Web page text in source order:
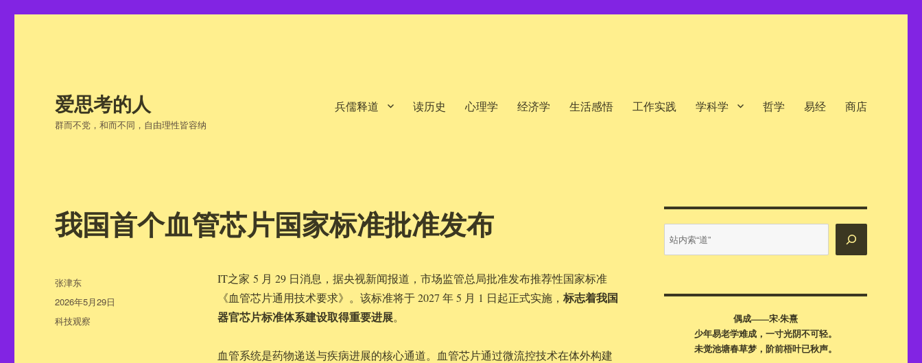
爱思考的人
群而不党，和而不同，自由理性皆容纳
兵儒释道 读历史 心理学 经济学 生活感悟 工作实践 学科学 哲学 易经 商店
我国首个血管芯片国家标准批准发布
IT之家 5 月 29 日消息，据央视新闻报道，市场监管总局批准发布推荐性国家标准
《血管芯片通用技术要求》。该标准将于 2027 年 5 月 1 日起正式实施， 标志着我国
器官芯片标准体系建设取得重要进展。
血管系统是药物递送与疾病进展的核心通道。血管芯片通过微流控技术在体外构建
作
者
张津东
发
布
于
2026年5月29日
分
科技观察
内
搜
偶成——宋·朱熹
少年易老学难成，一寸光阴不可轻。
未觉池塘春草梦，阶前梧叶已秋声。